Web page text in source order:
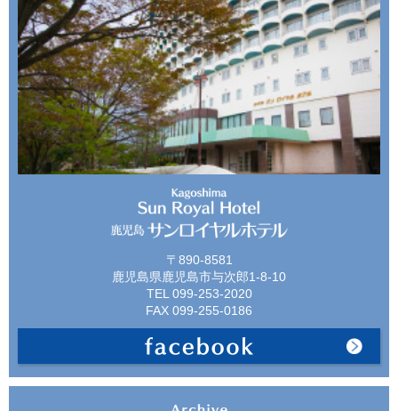
〒890-8581
鹿児島県鹿児島市与次郎1-8-10
TEL 099-253-2020
FAX 099-255-0186